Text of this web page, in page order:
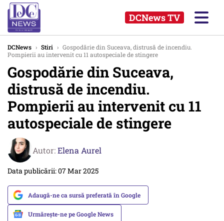
DCNews TV
DCNews › Stiri › Gospodărie din Suceava, distrusă de incendiu.
Pompierii au intervenit cu 11 autospeciale de stingere
Gospodărie din Suceava,
distrusă de incendiu.
Pompierii au intervenit cu 11
autospeciale de stingere
Autor:Elena Aurel
Data publicării: 07 Mar 2025
Adaugă-ne ca sursă preferată în Google
Urmărește-ne pe Google News